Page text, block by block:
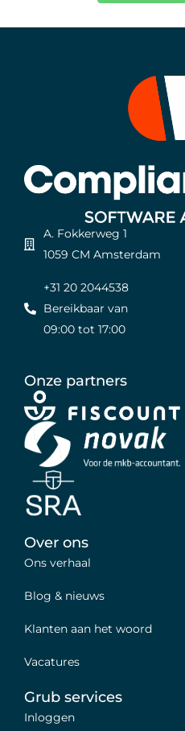
A. Fokkerweg 1
1059 CM Amsterdam
+31 20 2044538
Bereikbaar van
09:00 tot 17:00
Onze partners
Over ons
Ons verhaal
Blog & nieuws
Klanten aan het woord
Vacatures
Grub services
Inloggen